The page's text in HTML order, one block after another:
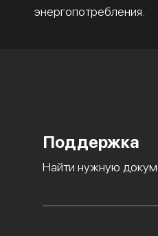
энергопотребления.
Поддержка
Найти нужную